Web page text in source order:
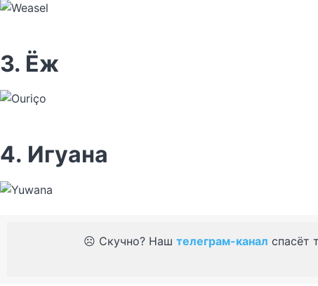
3. Ёж
4. Игуана
☹️ Скучно? Наш телеграм-канал спасёт